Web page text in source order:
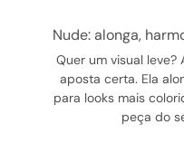
nude: alonga,
Quer um visual leve?
aposta certa. Ela
para looks mais
peça do